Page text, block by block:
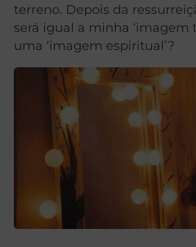
terreno. Depois da
será igual a minha ‘imagem
uma ‘imagem espiritual’?